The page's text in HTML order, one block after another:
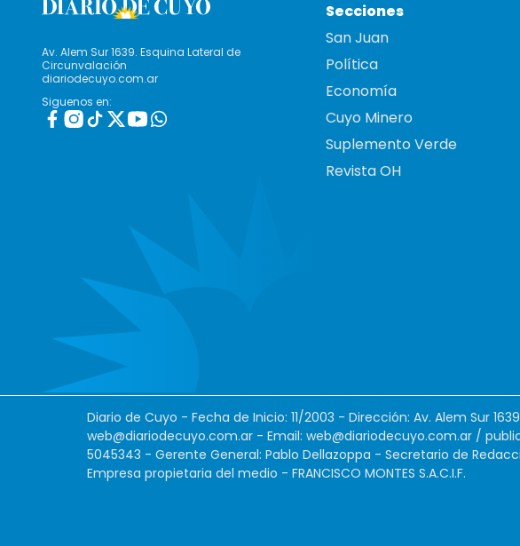
Av. Alem Sur 1639. Esquina Lateral de
Circunvalación
diariodecuyo.com.ar
Siguenos en:
Secciones
San Juan
Política
Economía
Cuyo Minero
Suplemento Verde
Revista OH
Diario de Cuyo - Fecha de Inicio: 11/2003 - Dirección: Av. Alem Sur
web@diariodecuyo.com.ar - Email: web@diariodecuyo.com.ar /
5045343 - Gerente General: Pablo Dellazoppa - Secretario de
Empresa propietaria del medio - FRANCISCO MONTES S.A.C.I.F.